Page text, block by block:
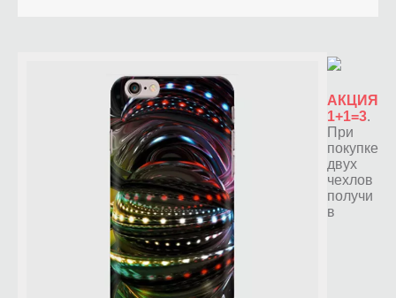
АКЦИЯ
1+1=3.
При
покупке
двух
чехлов
получи
в